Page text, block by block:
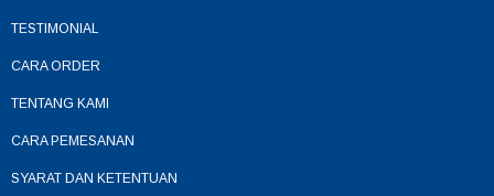
TESTIMONIAL
CARA ORDER
TENTANG KAMI
CARA PEMESANAN
SYARAT DAN KETENTUAN